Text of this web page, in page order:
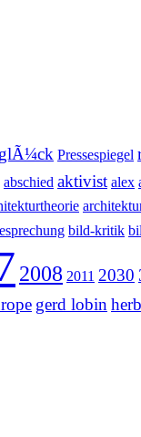
Pressespiegel
abschied aktivist alex
bild-kritik
2008 2011 2030
gerd lobin